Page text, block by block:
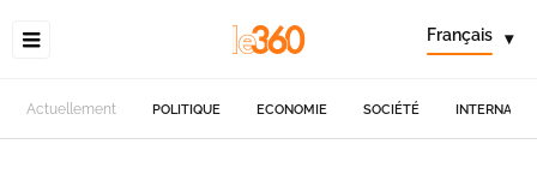
Français ▾
Actuellement POLITIQUE ECONOMIE SOCIÉTÉ